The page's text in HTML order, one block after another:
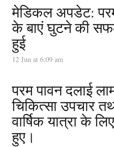
मेडिकल अपडेट:
के बाएं घुटने की
हुई
12 Jun at 6:09 am
परम पावन दलाई
चिकित्सा उपचार
वार्षिक यात्रा के
हुए।